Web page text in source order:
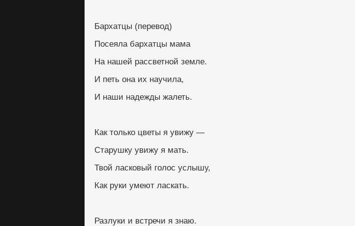
Бархатцы (перевод)
Посеяла бархатцы мама
На нашей рассветной земле.
И петь она их научила,
И наши надежды жалеть.
Как только цветы я увижу —
Старушку увижу я мать.
Твой ласковый голос услышу,
Как руки умеют ласкать.
Разлуки и встречи я знаю.